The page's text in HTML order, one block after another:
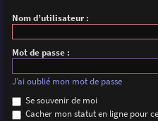
Nom d’utilisateur :
Mot de passe :
J’ai oublié mon mot de passe
Se souvenir de moi
Cacher mon statut en ligne pour